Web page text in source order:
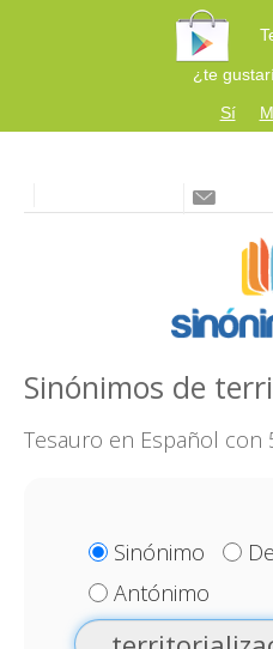
¿te
Sí
Sinónimos de
Tesauro en Español con
Sinónimo
Antónimo